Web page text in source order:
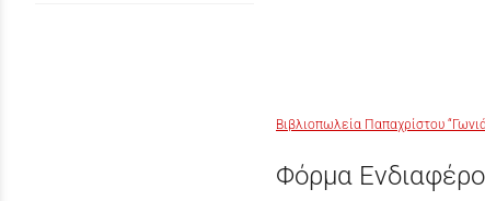
Βιβλιοπωλεία Παπαχρίστου
Φόρμα